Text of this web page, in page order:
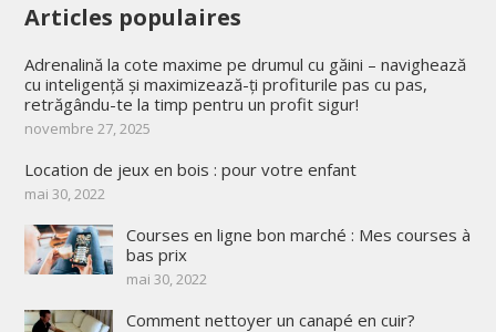
Articles populaires
Adrenalină la cote maxime pe drumul cu găini – navighează
cu inteligență și maximizează-ți profiturile pas cu pas,
retrăgându-te la timp pentru un profit sigur!
novembre 27, 2025
Location de jeux en bois : pour votre enfant
mai 30, 2022
Courses en ligne bon marché : Mes courses à
bas prix
mai 30, 2022
Comment nettoyer un canapé en cuir?